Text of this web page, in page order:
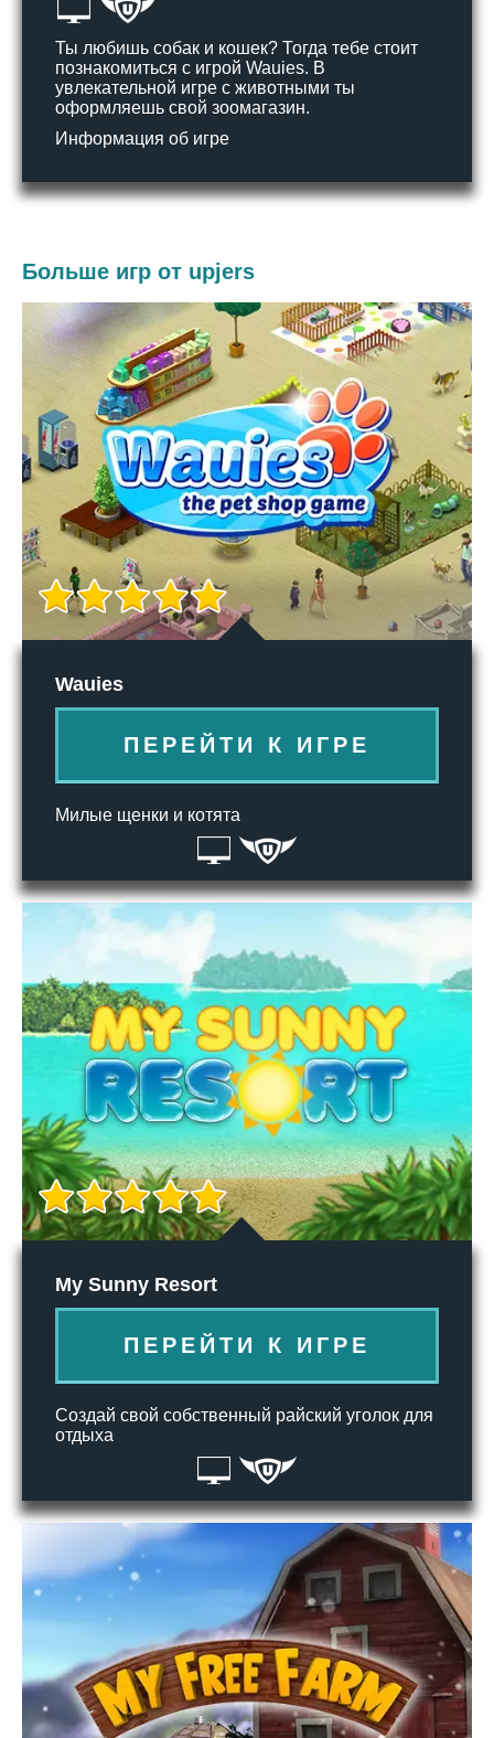
Ты любишь собак и кошек? Тогда тебе стоит
познакомиться с игрой Wauies. В
увлекательной игре с животными ты
оформляешь свой зоомагазин.
Информация об игре
Больше игр от upjers
Wauies
ПЕРЕЙТИ К ИГРЕ
Милые щенки и котята
My Sunny Resort
ПЕРЕЙТИ К ИГРЕ
Создай свой собственный райский уголок для
отдыха